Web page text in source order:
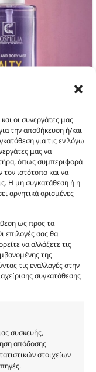
οι συνεργάτες μας
την αποθήκευση ή/και
για τις εν λόγω
μας να
όπως συμπεριφορά
ιστότοπο και να
Η μη συγκατάθεση ή η
αρνητικά ορισμένες
ως προς τα
επιλογές σας θα
να αλλάξετε τις
της
τις εναλλαγές στην
συγκατάθεσης
συσκευής,
απόδοσης
στοιχείων
Body mist salty crush